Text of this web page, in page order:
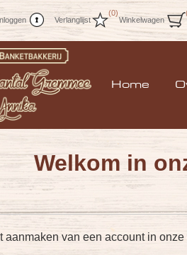
Verlanglijst
(0)
Winkelwagen
Home
Welkom in
aanmaken van een account in